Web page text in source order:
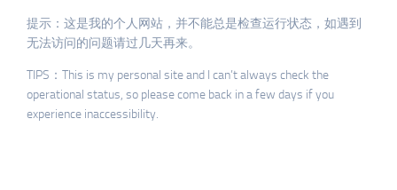
提示：这是我的个人网站，并不能总是检查运行状态，如遇到
无法访问的问题请过几天再来。
TIPS：This is my personal site and I can’t always check the
operational status, so please come back in a few days if you
experience inaccessibility.